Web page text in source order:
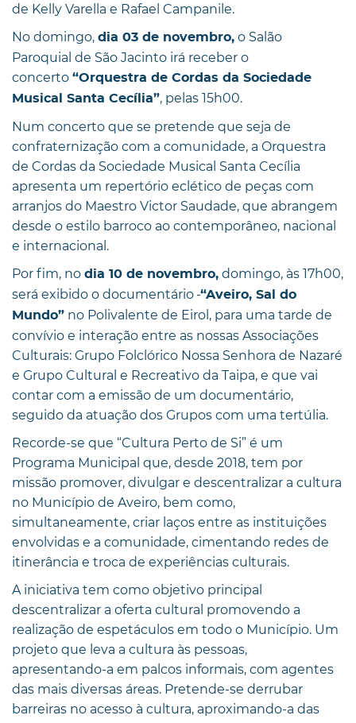
de Kelly Varella e Rafael Campanile.
No domingo, dia 03 de novembro, o Salão
Paroquial de São Jacinto irá receber o
concerto “Orquestra de Cordas da Sociedade
Musical Santa Cecília”, pelas 15h00.
Num concerto que se pretende que seja de
confraternização com a comunidade, a Orquestra
de Cordas da Sociedade Musical Santa Cecília
apresenta um repertório eclético de peças com
arranjos do Maestro Victor Saudade, que abrangem
desde o estilo barroco ao contemporâneo, nacional
e internacional.
Por fim, no dia 10 de novembro, domingo, às 17h00,
será exibido o documentário “Aveiro, Sal do
Mundo” no Polivalente de Eirol, para uma tarde de
convívio e interação entre as nossas Associações
Culturais: Grupo Folclórico Nossa Senhora de Nazaré
e Grupo Cultural e Recreativo da Taipa, e que vai
contar com a emissão de um documentário,
seguido da atuação dos Grupos com uma tertúlia.
Recorde-se que “Cultura Perto de Si” é um
Programa Municipal que, desde 2018, tem por
missão promover, divulgar e descentralizar a cultura
no Município de Aveiro, bem como,
simultaneamente, criar laços entre as instituições
envolvidas e a comunidade, cimentando redes de
itinerância e troca de experiências culturais.
A iniciativa tem como objetivo principal
descentralizar a oferta cultural promovendo a
realização de espetáculos em todo o Município. Um
projeto que leva a cultura às pessoas,
apresentando-a em palcos informais, com agentes
das mais diversas áreas. Pretende-se derrubar
barreiras no acesso à cultura, aproximando-a das